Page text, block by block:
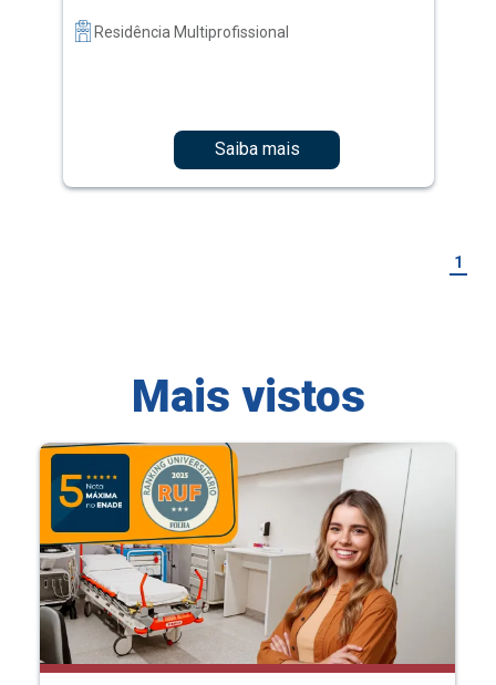
Residência Multiprofissional
Saiba mais
1
Mais vistos